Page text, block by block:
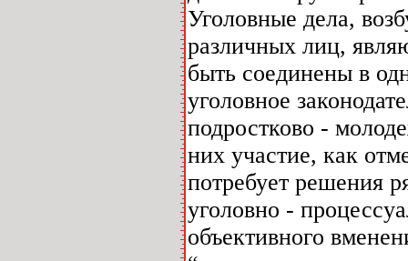
Уголовные дела,
различных лиц,
быть соединены в
уголовное
подростково -
них участие, как
потребует решения
уголовно -
объективного